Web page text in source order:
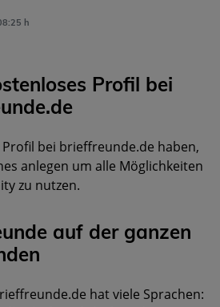
h
Profil bei
bei brieffreunde.de haben,
anlegen um alle Möglichkeiten
zu nutzen.
auf der ganzen
hat viele Sprachen: